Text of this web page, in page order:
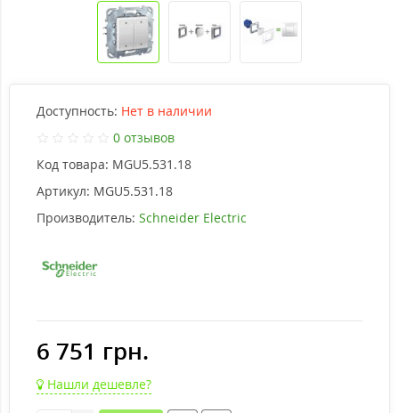
Доступность: Нет в наличии
0 отзывов
Код товара: MGU5.531.18
Артикул: MGU5.531.18
Производитель: Schneider Electric
6 751 грн.
Нашли дешевле?